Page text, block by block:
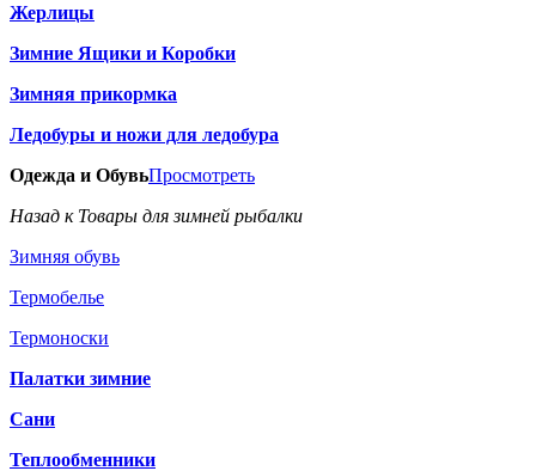
Жерлицы
Зимние Ящики и Коробки
Зимняя прикормка
Ледобуры и ножи для ледобура
Одежда и ОбувьПросмотреть
Назад к Товары для зимней рыбалки
Зимняя обувь
Термобелье
Термоноски
Палатки зимние
Сани
Теплообменники